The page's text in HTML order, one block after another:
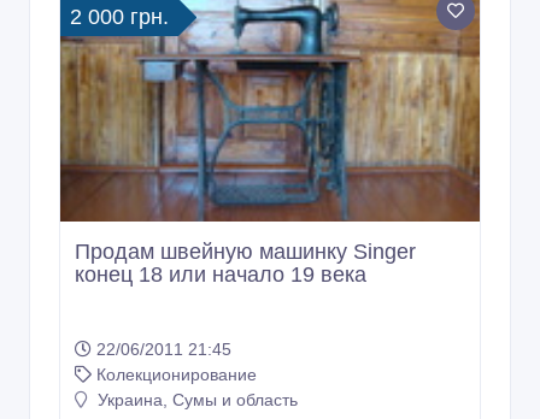
2 000 грн.
Продам швейную машинку Singer
конец 18 или начало 19 века
22/06/2011 21:45
Колекционирование
Украина, Сумы и область